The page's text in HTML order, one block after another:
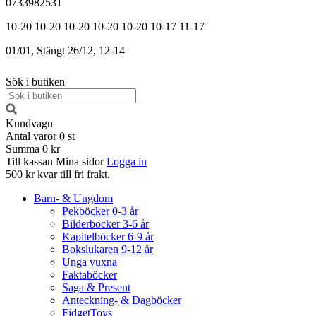
0733982531
10-20 10-20 10-20 10-20 10-20 10-17 11-17
01/01, Stängt 26/12, 12-14
Sök i butiken
Kundvagn
Antal varor 0 st
Summa 0 kr
Till kassan Mina sidor Logga in
500 kr kvar till fri frakt.
Barn- & Ungdom
Pekböcker 0-3 år
Bilderböcker 3-6 år
Kapitelböcker 6-9 år
Bokslukaren 9-12 år
Unga vuxna
Faktaböcker
Saga & Present
Anteckning- & Dagböcker
FidgetToys